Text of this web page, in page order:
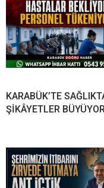
KARABÜK’TE
ŞİKÂYETLER